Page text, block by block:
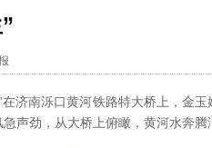
南泺口黄河铁路特大桥上，金玉
声劲，从大桥上俯瞰，黄河水奔腾